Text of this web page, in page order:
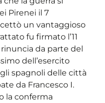
Pirenei il 7
un vantaggioso
fu firmato l’11
rinuncia da parte del
dell’esercito
spagnoli delle città
da Francesco I.
la conferma